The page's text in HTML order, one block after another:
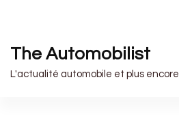
The Automobilist
L'actualité automobile et plus encore